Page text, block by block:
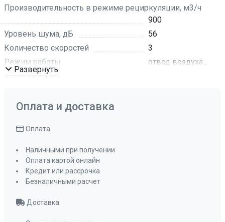
Производительность в режиме рециркуляции, м3/ч
900
Уровень шума, дБ
56
Количество скоростей
3
Режим работы
отвод воздуха ,
Освещение
Мощность подключения, Вт
Фильтр
ПРОМО Скидка
Развернуть
Оплата и доставка
Оплата
Наличными при получении
Оплата картой онлайн
Кредит или рассрочка
Безналичными расчет
Доставка